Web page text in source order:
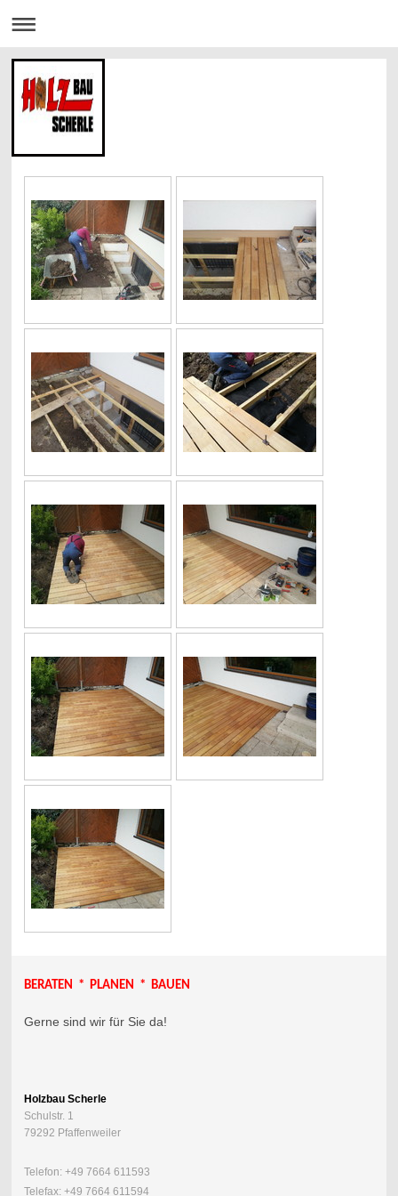
BERATEN * PLANEN * BAUEN
Gerne sind wir für Sie da!
Holzbau Scherle
Schulstr. 1
79292 Pfaffenweiler
Telefon: +49 7664 611593
Telefax: +49 7664 611594